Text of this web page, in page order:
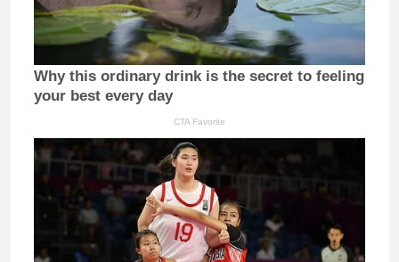
Why this ordinary drink is the secret to feeling
your best every day
CTA Favorite